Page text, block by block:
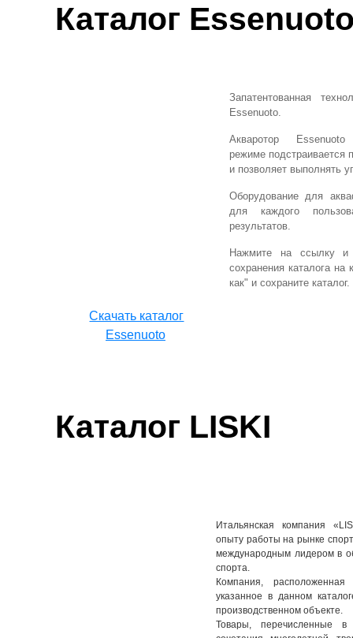
Каталог
Запатентованная
Essenuoto.
Акваротор
режиме подстраивается
и позволяет выполнять
Оборудование для
для каждого
результатов.
Нажмите на ссылку и
сохранения каталога
как" и сохраните каталог.
Cкачать каталог
Essenuoto
Каталог LISKI
Итальянская компания
опыту работы на рынке
международным лидером в
спорта.
Компания,
указанное в данном
производственном объекте.
Товары, перечисленные в